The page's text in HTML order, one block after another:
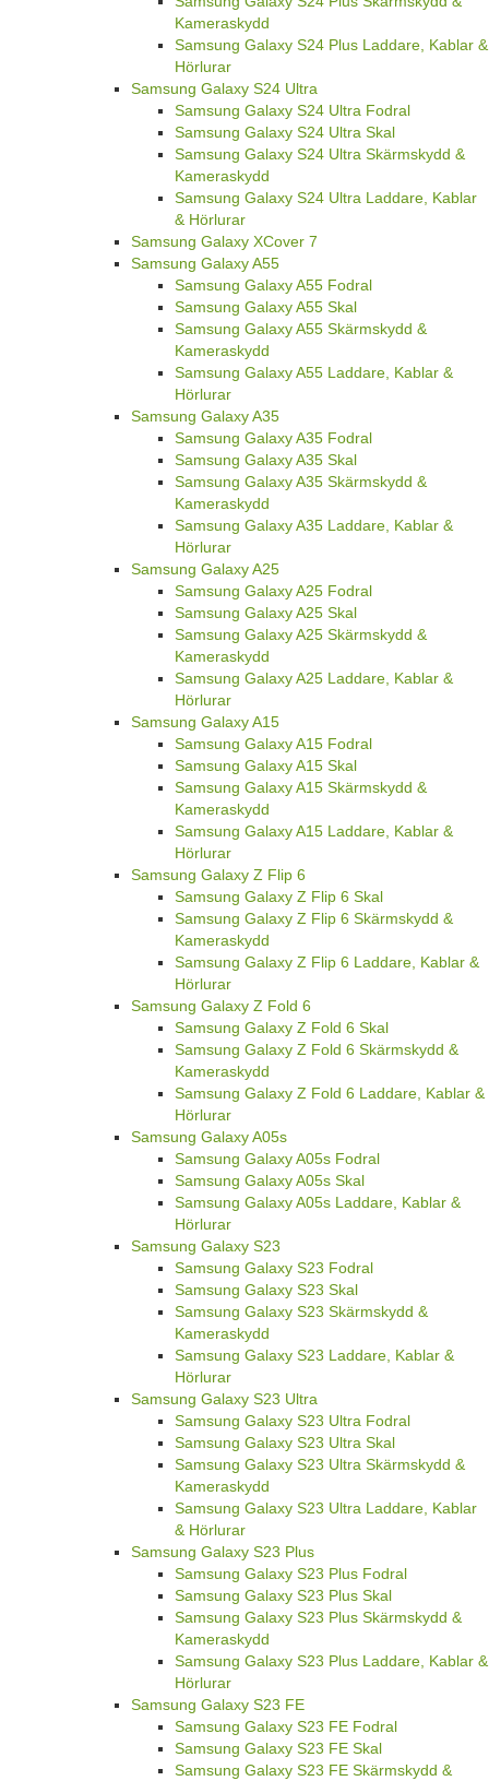
Kameraskydd
Samsung Galaxy S24 Plus Laddare, Kablar &
Hörlurar
Samsung Galaxy S24 Ultra
Samsung Galaxy S24 Ultra Fodral
Samsung Galaxy S24 Ultra Skal
Samsung Galaxy S24 Ultra Skärmskydd &
Kameraskydd
Samsung Galaxy S24 Ultra Laddare, Kablar
& Hörlurar
Samsung Galaxy XCover 7
Samsung Galaxy A55
Samsung Galaxy A55 Fodral
Samsung Galaxy A55 Skal
Samsung Galaxy A55 Skärmskydd &
Kameraskydd
Samsung Galaxy A55 Laddare, Kablar &
Hörlurar
Samsung Galaxy A35
Samsung Galaxy A35 Fodral
Samsung Galaxy A35 Skal
Samsung Galaxy A35 Skärmskydd &
Kameraskydd
Samsung Galaxy A35 Laddare, Kablar &
Hörlurar
Samsung Galaxy A25
Samsung Galaxy A25 Fodral
Samsung Galaxy A25 Skal
Samsung Galaxy A25 Skärmskydd &
Kameraskydd
Samsung Galaxy A25 Laddare, Kablar &
Hörlurar
Samsung Galaxy A15
Samsung Galaxy A15 Fodral
Samsung Galaxy A15 Skal
Samsung Galaxy A15 Skärmskydd &
Kameraskydd
Samsung Galaxy A15 Laddare, Kablar &
Hörlurar
Samsung Galaxy Z Flip 6
Samsung Galaxy Z Flip 6 Skal
Samsung Galaxy Z Flip 6 Skärmskydd &
Kameraskydd
Samsung Galaxy Z Flip 6 Laddare, Kablar &
Hörlurar
Samsung Galaxy Z Fold 6
Samsung Galaxy Z Fold 6 Skal
Samsung Galaxy Z Fold 6 Skärmskydd &
Kameraskydd
Samsung Galaxy Z Fold 6 Laddare, Kablar &
Hörlurar
Samsung Galaxy A05s
Samsung Galaxy A05s Fodral
Samsung Galaxy A05s Skal
Samsung Galaxy A05s Laddare, Kablar &
Hörlurar
Samsung Galaxy S23
Samsung Galaxy S23 Fodral
Samsung Galaxy S23 Skal
Samsung Galaxy S23 Skärmskydd &
Kameraskydd
Samsung Galaxy S23 Laddare, Kablar &
Hörlurar
Samsung Galaxy S23 Ultra
Samsung Galaxy S23 Ultra Fodral
Samsung Galaxy S23 Ultra Skal
Samsung Galaxy S23 Ultra Skärmskydd &
Kameraskydd
Samsung Galaxy S23 Ultra Laddare, Kablar
& Hörlurar
Samsung Galaxy S23 Plus
Samsung Galaxy S23 Plus Fodral
Samsung Galaxy S23 Plus Skal
Samsung Galaxy S23 Plus Skärmskydd &
Kameraskydd
Samsung Galaxy S23 Plus Laddare, Kablar &
Hörlurar
Samsung Galaxy S23 FE
Samsung Galaxy S23 FE Fodral
Samsung Galaxy S23 FE Skal
Samsung Galaxy S23 FE Skärmskydd &